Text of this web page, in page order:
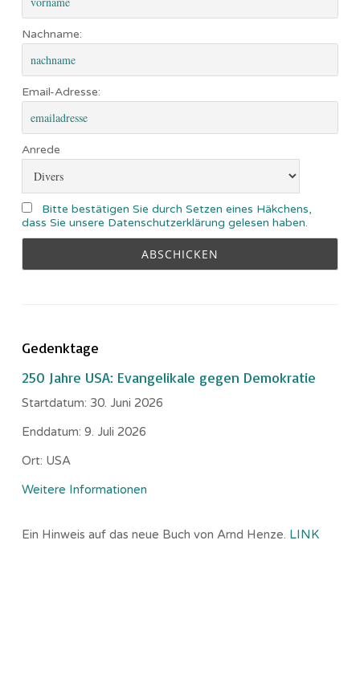
Nachname:
Email-Adresse:
Anrede
Bitte bestätigen Sie durch Setzen eines Häkchens,
dass Sie unsere Datenschutzerklärung gelesen haben.
Gedenktage
250 Jahre USA: Evangelikale gegen Demokratie
Startdatum: 30. Juni 2026
Enddatum: 9. Juli 2026
Ort: USA
Weitere Informationen
Ein Hinweis auf das neue Buch von Arnd Henze. LINK